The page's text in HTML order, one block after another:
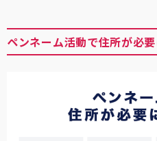
ペンネーム活動で住所が必